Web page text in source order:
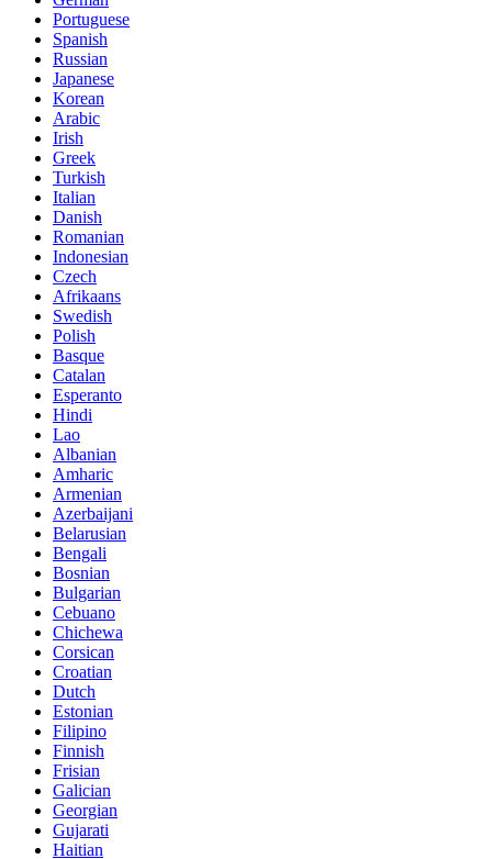
Portuguese
Spanish
Russian
Japanese
Korean
Arabic
Irish
Greek
Turkish
Italian
Danish
Romanian
Indonesian
Czech
Afrikaans
Swedish
Polish
Basque
Catalan
Esperanto
Hindi
Lao
Albanian
Amharic
Armenian
Azerbaijani
Belarusian
Bengali
Bosnian
Bulgarian
Cebuano
Chichewa
Corsican
Croatian
Dutch
Estonian
Filipino
Finnish
Frisian
Galician
Georgian
Gujarati
Haitian